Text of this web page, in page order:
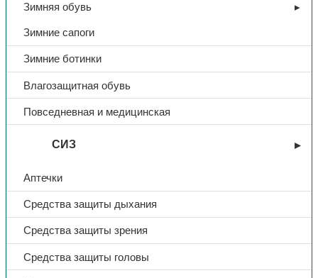
Зимняя обувь
Зимние сапоги
Зимние ботинки
Влагозащитная обувь
Повседневная и медицинская
СИЗ
Аптечки
Средства защиты дыхания
Средства защиты зрения
Средства защиты головы